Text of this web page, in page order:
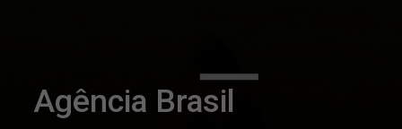
Agência Brasil